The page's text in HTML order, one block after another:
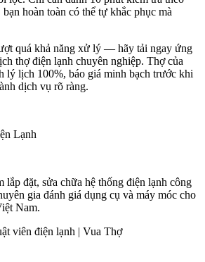
hoàn toàn có thể tự khắc phục mà
quá khả năng xử lý — hãy tải ngay ứng
thợ điện lạnh chuyên nghiệp. Thợ của
lý lịch 100%, báo giá minh bạch trước khi
dịch vụ rõ ràng.
Lạnh
lắp đặt, sửa chữa hệ thống điện lạnh công
gia đánh giá dụng cụ và máy móc cho
Nam.
viên điện lạnh | Vua Thợ